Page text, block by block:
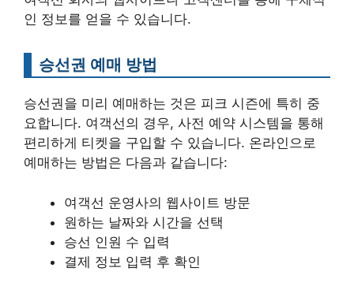
인 정보를 얻을 수 있습니다.
승선권 예매 방법
승선권을 미리 예매하는 것은 피크 시즌에 특히 중
요합니다. 여객선의 경우, 사전 예약 시스템을 통해
편리하게 티켓을 구입할 수 있습니다. 온라인으로
예매하는 방법은 다음과 같습니다:
여객선 운영사의 웹사이트 방문
원하는 날짜와 시간을 선택
승선 인원 수 입력
결제 정보 입력 후 확인